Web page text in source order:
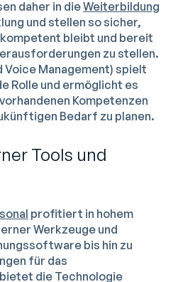
daher in dieWeiterbildung
und stellen so sicher,
bleibt und bereit
zu stellen.
Voice Management) spielt
Rolle und ermöglicht es
Kompetenzen
Bedarf zu planen.
Tools und
profitiert in hohem
Werkzeuge und
bis hin zu
für das
die Technologie